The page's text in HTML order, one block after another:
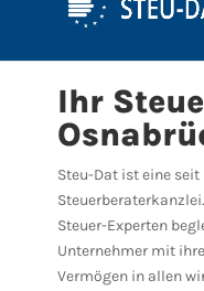
Ihr
Steu-Dat ist eine
Steuer-Experten
Unternehmer mit
Vermögen in allen